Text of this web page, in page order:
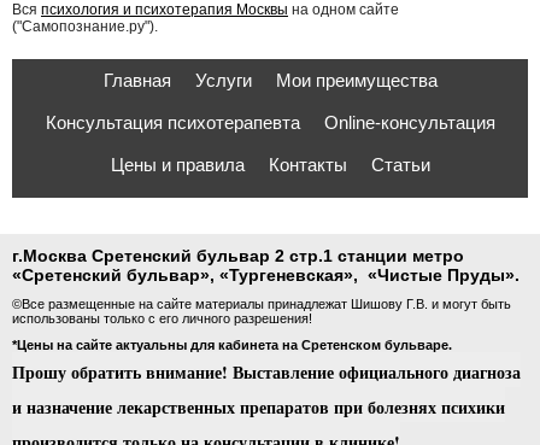
Вся психология и психотерапия Москвы на одном сайте
("Самопознание.ру").
Главная Услуги Мои преимущества
Консультация психотерапевта Online-консультация
Цены и правила Контакты Статьи
г.Москва Сретенский бульвар 2 стр.1 станции метро
«Сретенский бульвар», «Тургеневская», «Чистые Пруды».
©Все размещенные на сайте материалы принадлежат Шишову Г.В. и могут быть
использованы только с его личного разрешения!
*Цены на сайте актуальны для кабинета на Сретенском бульваре.
Прошу обратить внимание! Выставление официального диагноза
и назначение лекарственных препаратов при болезнях психики